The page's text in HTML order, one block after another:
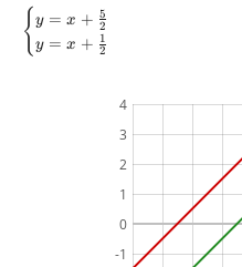
\\ y =
\frac{-2x}
\begin{cases}
y = x +
{ y = x + 2
5
y = x + 2
1
0
1
2
3
4
-1